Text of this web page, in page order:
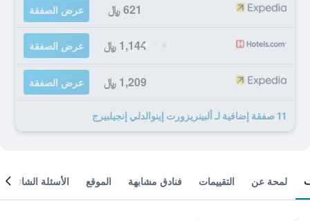
621 ﷼ عرض الصفقة
1,144 ﷼ عرض الصفقة
1,209 ﷼ عرض الصفقة
11 صفقة إضافية لـ ألبينريزورت إينوالدلي إنجيلبيرج
لمحة عن التقييمات فنادق مشابهة الموقع الأسئلة الشائعة